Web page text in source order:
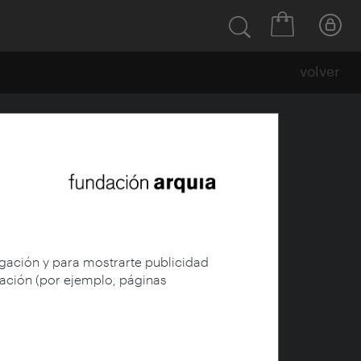
y para mostrarte publicidad
(por ejemplo, páginas
volver